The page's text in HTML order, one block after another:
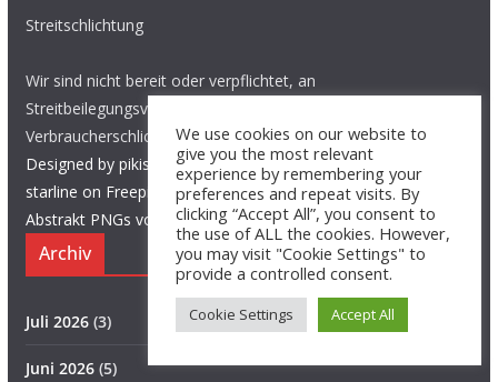
Streitschlichtung
Wir sind nicht bereit oder verpflichtet, an
Streitbeilegungsverfahren vor einer
Verbraucherschlichtungsstelle teilzunehmen.
Designed by pikisuperstar / Freepik Image by freepik
starline on Freepik
Abstrakt PNGs von Vecteezy
Archiv
Juli 2026(3)
Juni 2026(5)
We use cookies on our website to
give you the most relevant
experience by remembering your
preferences and repeat visits. By
clicking “Accept All”, you consent to
the use of ALL the cookies. However,
you may visit "Cookie Settings" to
provide a controlled consent.
Cookie Settings Accept All